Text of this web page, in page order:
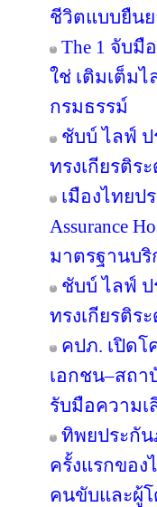
ชีวิตแบบยืน
The 1 จับมื
ใช่ เติมเต็ม
กรมธรรม์
ชับบ์ ไลฟ์
ทรงเกียรติร
เมืองไทยป
Assurance
มาตรฐานบ
ชับบ์ ไลฟ์
ทรงเกียรติร
คปภ. เปิดโ
เอกชน–สถา
รับมือความ
ทิพยประกัน
ครั้งแรกของ
คนขับและผู้